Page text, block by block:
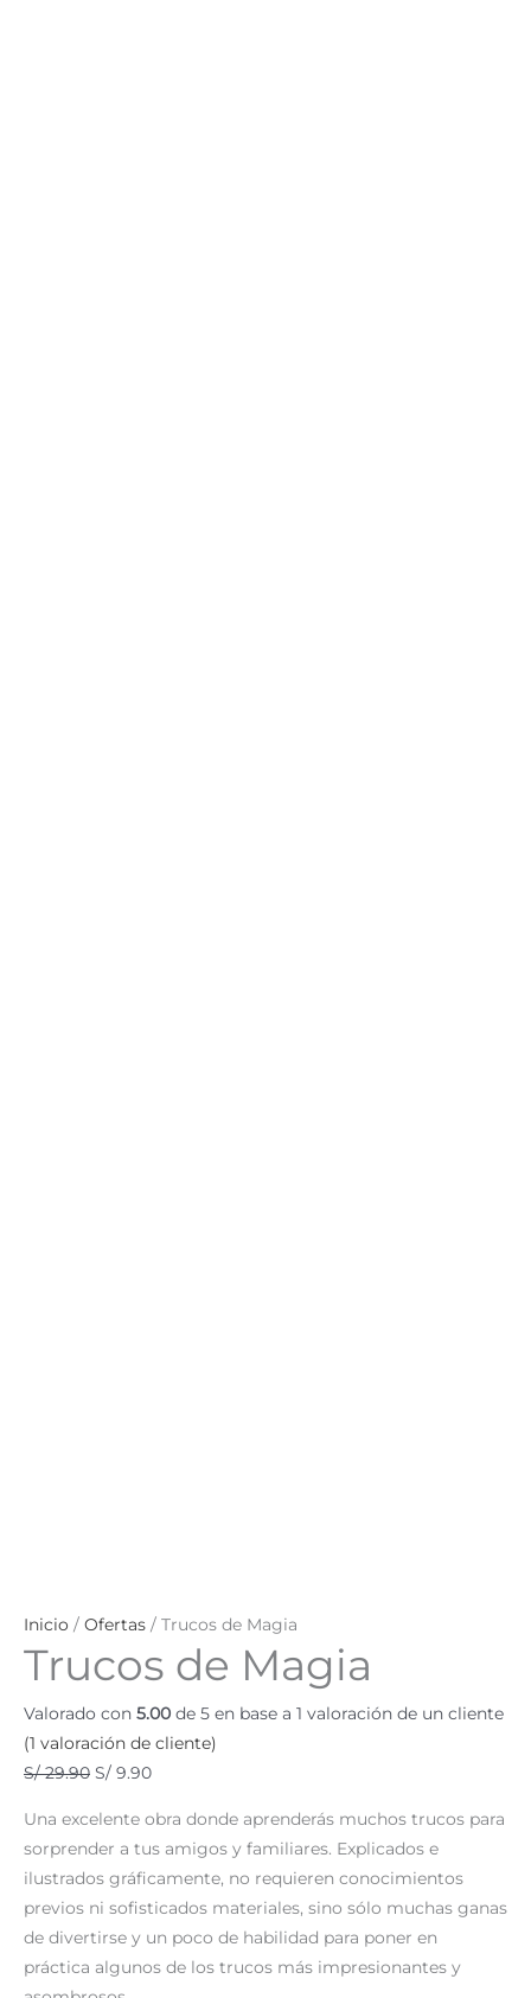
Inicio / Ofertas / Trucos de Magia
Trucos de Magia
Valorado con 5.00 de 5 en base a 1 valoración de un cliente
(1 valoración de cliente)
S/29.90 S/ 9.90
Una excelente obra donde aprenderás muchos trucos para
sorprender a tus amigos y familiares. Explicados e
ilustrados gráficamente, no requieren conocimientos
previos ni sofisticados materiales, sino sólo muchas ganas
de divertirse y un poco de habilidad para poner en
práctica algunos de los trucos más impresionantes y